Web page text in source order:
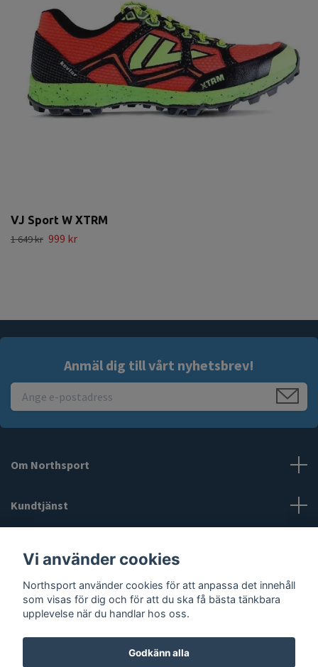
VJ Sport W XTRM
1 649 kr 999 kr
Anmäl dig till vårt nyhetsbrev!
Om Northsport
Kundtjänst
Sociala medier
Vi använder cookies
Northsport använder cookies för att anpassa det innehåll
som visas för dig och för att du ska få bästa tänkbara
upplevelse när du handlar hos oss.
Godkänn alla